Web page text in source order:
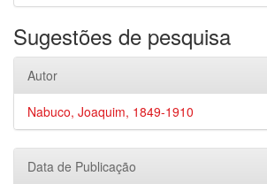
Sugestões de pesquisa
Autor
Nabuco, Joaquim, 1849-1910
Data de Publicação